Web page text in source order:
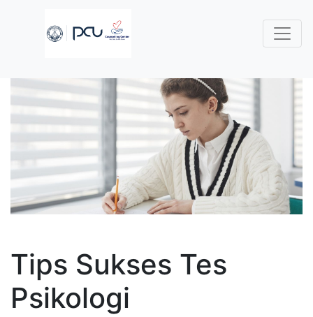
Tips Sukses Tes
Psikologi